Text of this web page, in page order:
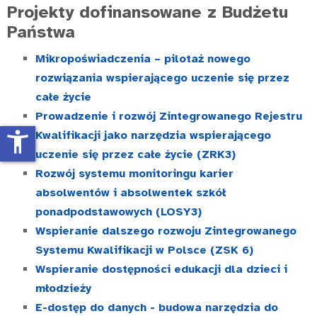
Projekty dofinansowane z Budżetu
Państwa
Mikropoświadczenia – pilotaż nowego
rozwiązania wspierającego uczenie się przez
całe życie
Prowadzenie i rozwój Zintegrowanego Rejestru
Kwalifikacji jako narzędzia wspierającego
uczenie się przez całe życie (ZRK3)
Rozwój systemu monitoringu karier
absolwentów i absolwentek szkół
ponadpodstawowych (LOSY3)
Wspieranie dalszego rozwoju Zintegrowanego
Systemu Kwalifikacji w Polsce (ZSK 6)
Wspieranie dostępności edukacji dla dzieci i
młodzieży
E-dostęp do danych - budowa narzędzia do
accessibility_new